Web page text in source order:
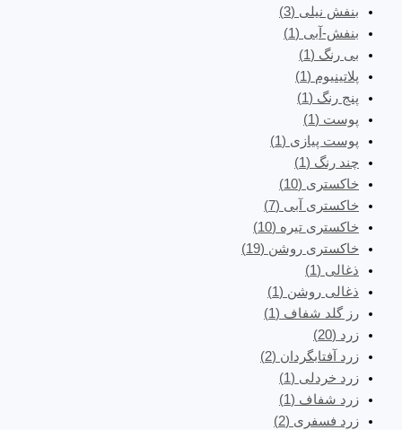
بنفش نیلی (3)
بنفش-آبی (1)
بی رنگ (1)
پلاتینیوم (1)
پنج رنگ (1)
پوست (1)
پوست پیازی (1)
چند رنگ (1)
خاکستری (10)
خاکستری آبی (7)
خاکستری تیره (10)
خاکستری روشن (19)
ذغالی (1)
ذغالی روشن (1)
رز گلد شفاف (1)
زرد (20)
زرد آفتابگردان (2)
زرد خردلی (1)
زرد شفاف (1)
زرد فسفری (2)